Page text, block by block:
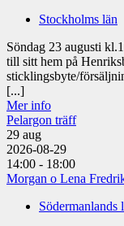
Stockholms län
Söndag 23 augusti
till sitt hem på
sticklingsbyte/
[...]
Mer info
Pelargon träff
29 aug
2026-08-29
14:00 - 18:00
Morgan o Lena
Södermanlands